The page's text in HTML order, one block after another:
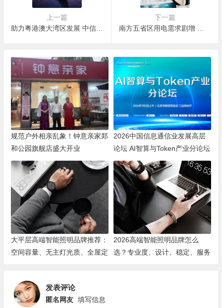
上一篇
助力粤港澳大湾区发展 中信银行打出支持实体经济“组合拳”
下一篇
规范户外相亲乱象！钟意亲家郑
和公园旗舰店盛大开业
2026中国信息通信业发展高层
论坛 AI智算与Token产业分论坛
顺利举办
大平层高端智能照明品牌推荐：
空间容量、无主灯光质、全屋定
制、长期售后四个维度全解析
2026高端智能照明品牌怎么
选？专业度、设计、稳定、服务
四大维度深度盘点
发表评论
匿名网友 填写信息